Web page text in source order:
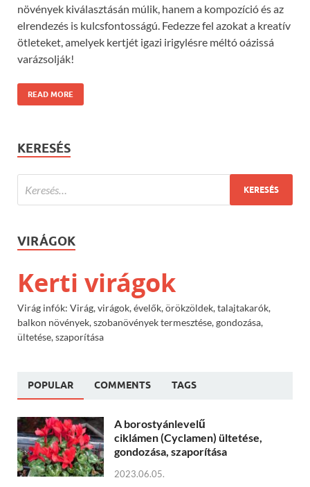
növények kiválasztásán múlik, hanem a kompozíció és az
elrendezés is kulcsfontosságú. Fedezze fel azokat a kreatív
ötleteket, amelyek kertjét igazi irigylésre méltó oázissá
varázsolják!
READ MORE
KERESÉS
VIRÁGOK
Kerti virágok
Virág infók: Virág, virágok, évelők, örökzöldek, talajtakarók,
balkon növények, szobanövények termesztése, gondozása,
ültetése, szaporítása
POPULAR COMMENTS TAGS
A borostyánlevelű
ciklámen (Cyclamen) ültetése,
gondozása, szaporítása
2023.06.05.